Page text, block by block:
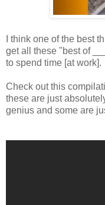
I think one of the best
get all these "best of
to spend time [at work].
Check out this
these are just
genius and some are